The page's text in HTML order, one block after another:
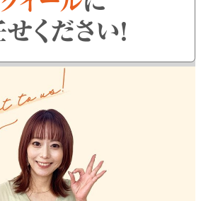
お申し込みフォーム